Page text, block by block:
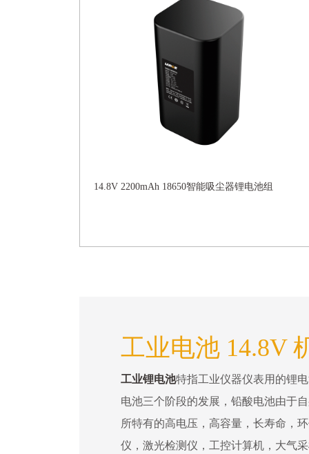
14.8V 2200mAh 18650智能吸尘器锂电池组
工业电池 14.8V
工业锂电池特指工业仪器仪表用的锂
电池三个阶段的发展，铅酸电池由于
所特有的高电压，高容量，长寿命，
仪，激光检测仪，工控计算机，大气